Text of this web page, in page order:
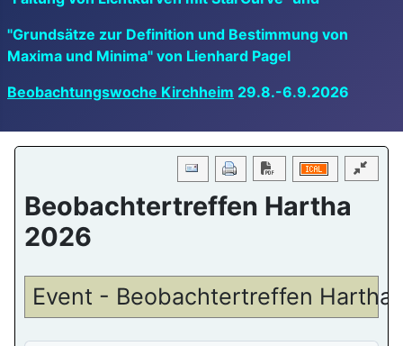
"Grundsätze zur Definition und Bestimmung von
Maxima und Minima" von Lienhard Pagel
Beobachtungswoche Kirchheim 29.8.-6.9.2026
Download PDF
Beobachtertreffen Hartha
2026
Event - Beobachtertreffen Hartha